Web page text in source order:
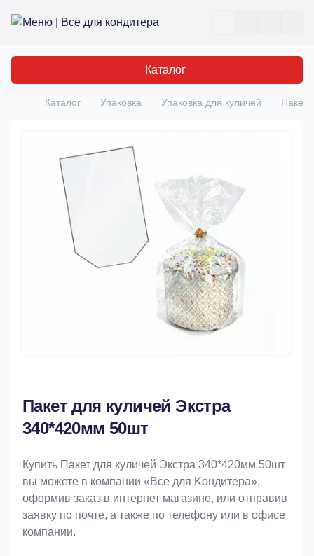
Все для кондитера
Каталог
Главная
Каталог Упаковка Упаковка для куличей Пакет
Пакет для куличей Экстра
340*420мм 50шт
Купить Пакет для куличей Экстра 340*420мм 50шт
вы можете в компании «Bce для Koндитeрa»,
оформив заказ в интернет магазине, или отправив
заявку по почте, а также по телефону или в офисе
компании.